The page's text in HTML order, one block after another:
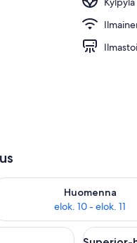
10
Huomenna
elok. 10 - elok. 11
huomisen saatavuus
sänky, työpöytä, tuoli ja ovi,
Avaa
5